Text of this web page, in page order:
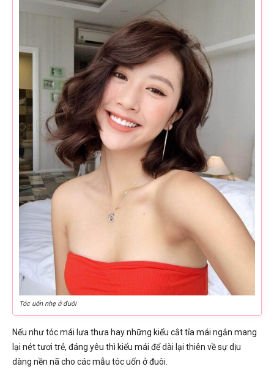
Tóc uốn nhẹ ở đuôi
Nếu như tóc mái lưa thưa hay những kiểu cắt tỉa mái ngắn mang
lại nét tươi trẻ, đáng yêu thì kiểu mái để dài lại thiên về sự dịu
dàng nền nã cho các mẫu tóc uốn ở đuôi.